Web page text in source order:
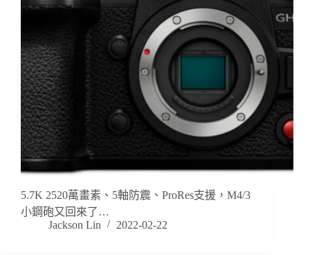
5.7K 2520萬畫素、5軸防震、ProRes支援，M4/3
小鋼砲又回來了…
Jackson Lin
2022-02-22